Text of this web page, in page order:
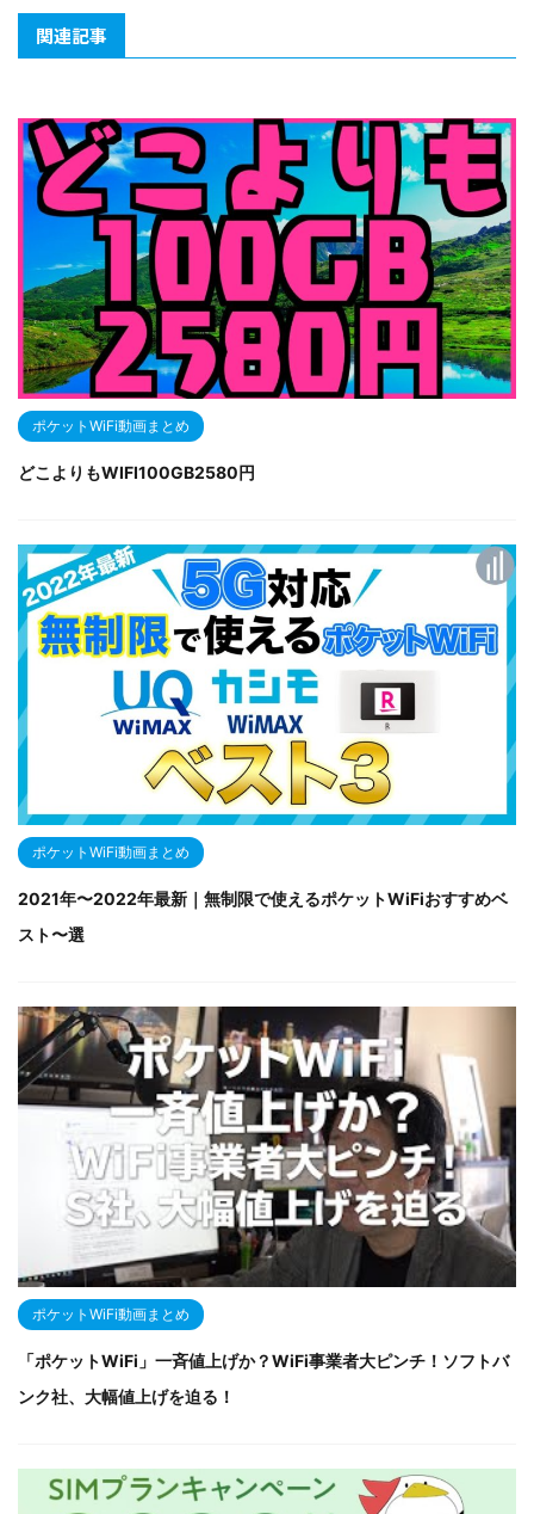
関連記事
ポケットWiFi動画まとめ
どこよりもWIFI100GB2580円
ポケットWiFi動画まとめ
2021年〜2022年最新｜無制限で使えるポケットWiFiおすすめベ
スト〜選
ポケットWiFi動画まとめ
「ポケットWiFi」一斉値上げか？WiFi事業者大ピンチ！ソフトバ
ンク社、大幅値上げを迫る！